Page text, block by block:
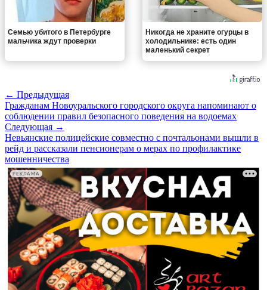
Семью убитого в Петербурге
мальчика ждут проверки
Никогда не храните огурцы в
холодильнике: есть один
маленький секрет
← Предыдущая
Гражданам Новоуральского городского округа напоминают о
соблюдении правил безопасного поведения на водоемах
Следующая →
Невьянские полицейские совместно с почтальонами вышли в
рейд и рассказали пенсионерам о мерах по профилактике
мошенничества
РЕКЛАМА